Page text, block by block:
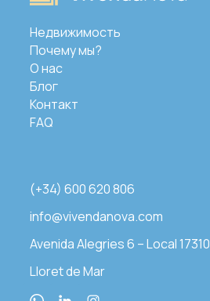
Недвижимость
Почему мы?
О нас
Блог
Контакт
FAQ
(+34) 600 620 806
info@vivendanova.com
Avenida Alegries 6 – Local 17310
Lloret de Mar